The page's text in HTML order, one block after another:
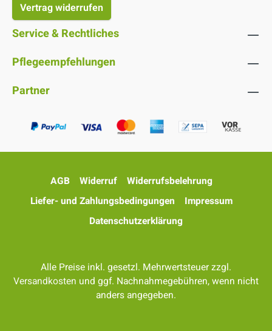
Vertrag widerrufen
Service & Rechtliches
Pflegeempfehlungen
Partner
AGB Widerruf
Widerrufsbelehrung
Liefer- und Zahlungsbedingungen
Impressum
Datenschutzerklärung
Alle Preise inkl. gesetzl. Mehrwertsteuer zzgl.
Versandkosten und ggf. Nachnahmegebühren, wenn nicht
anders angegeben.